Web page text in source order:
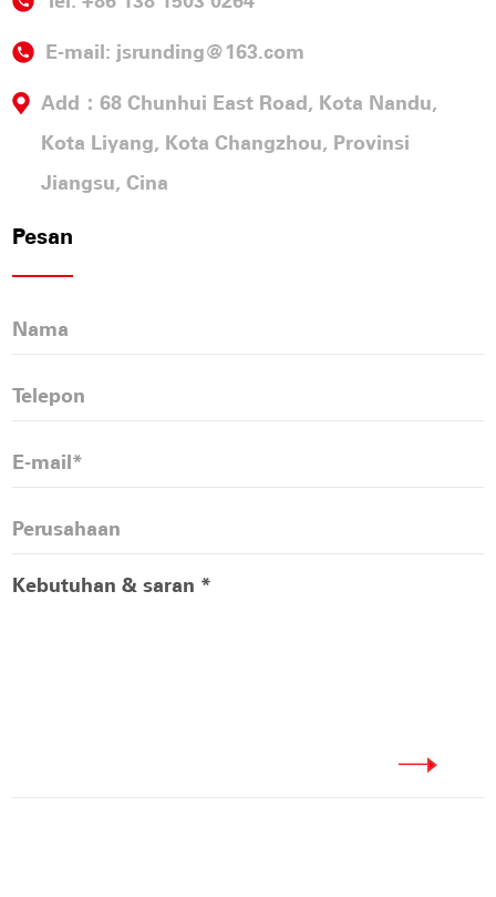
E-mail: jsrunding@163.com
Add：68 Chunhui East Road, Kota Nandu,
Kota Liyang, Kota Changzhou, Provinsi
Jiangsu, Cina
Pesan